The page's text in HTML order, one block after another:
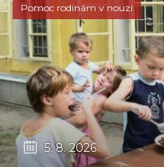
Pomoc rodinám v nouzi
5. 8. 2026